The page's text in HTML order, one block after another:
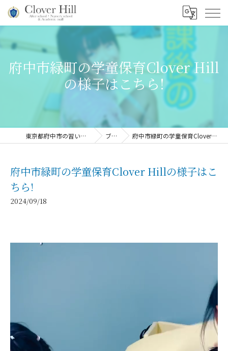
府中市緑町の学童保育Clover Hill
の様子はこちら!
東京都府中市の習い事ならClover Hill ブログ 府中市緑町の学童保育Clover Hillの様子はこちら!
府中市緑町の学童保育Clover Hillの様子はこ
ちら!
2024/09/18